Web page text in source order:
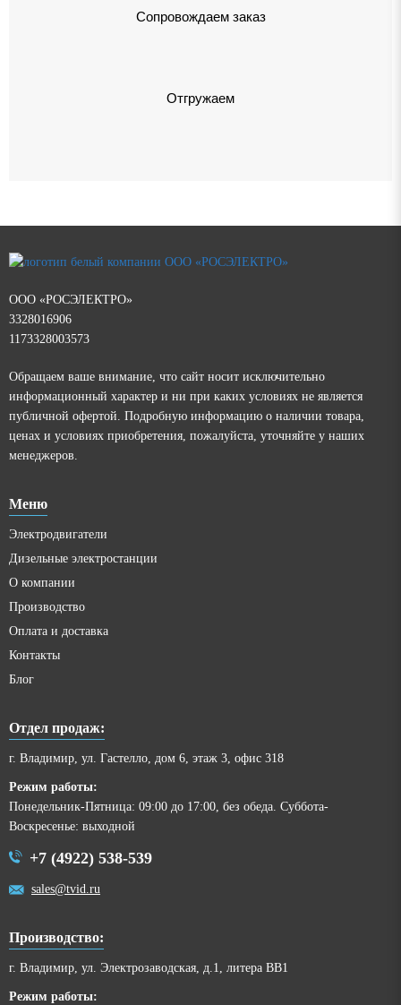
Сопровождаем заказ
Отгружаем
ООО «РОСЭЛЕКТРО»
3328016906
1173328003573
Обращаем ваше внимание, что сайт носит исключительно
информационный характер и ни при каких условиях не является
публичной офертой. Подробную информацию о наличии товара,
ценах и условиях приобретения, пожалуйста, уточняйте у наших
менеджеров.
Меню
Электродвигатели
Дизельные электростанции
О компании
Производство
Оплата и доставка
Контакты
Блог
Отдел продаж:
г. Владимир, ул. Гастелло, дом 6, этаж 3, офис 318
Режим работы:
Понедельник-Пятница: 09:00 до 17:00, без обеда. Суббота-
Воскресенье: выходной
+7 (4922) 538-539
sales@tvid.ru
Производство:
г. Владимир, ул. Электрозаводская, д.1, литера ВВ1
Режим работы: